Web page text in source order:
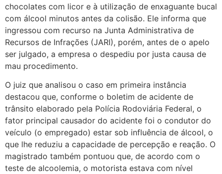
chocolates com licor e à utilização de enxaguante bucal
com álcool minutos antes da colisão. Ele informa que
ingressou com recurso na Junta Administrativa de
Recursos de Infrações (JARI), porém, antes de o apelo
ser julgado, a empresa o despediu por justa causa de
mau procedimento.
O juiz que analisou o caso em primeira instância
destacou que, conforme o boletim de acidente de
trânsito elaborado pela Polícia Rodoviária Federal, o
fator principal causador do acidente foi o condutor do
veículo (o empregado) estar sob influência de álcool, o
que lhe reduziu a capacidade de percepção e reação. O
magistrado também pontuou que, de acordo com o
teste de alcoolemia, o motorista estava com nível